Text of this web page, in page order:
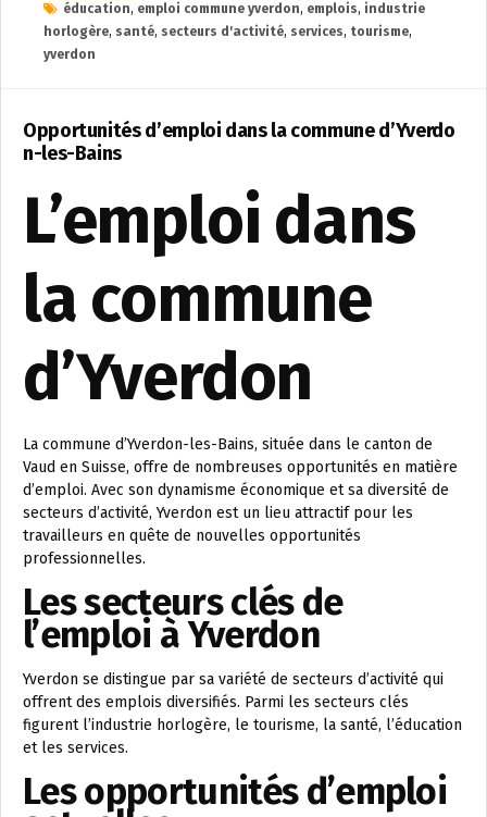
éducation, emploi commune yverdon, emplois, industrie
horlogère, santé, secteurs d'activité, services, tourisme,
yverdon
Opportunités d’emploi dans la commune d’Yverdo
n-les-Bains
L’emploi dans
la commune
d’Yverdon
La commune d’Yverdon-les-Bains, située dans le canton de
Vaud en Suisse, offre de nombreuses opportunités en matière
d’emploi. Avec son dynamisme économique et sa diversité de
secteurs d’activité, Yverdon est un lieu attractif pour les
travailleurs en quête de nouvelles opportunités
professionnelles.
Les secteurs clés de
l’emploi à Yverdon
Yverdon se distingue par sa variété de secteurs d’activité qui
offrent des emplois diversifiés. Parmi les secteurs clés
figurent l’industrie horlogère, le tourisme, la santé, l’éducation
et les services.
Les opportunités d’emploi